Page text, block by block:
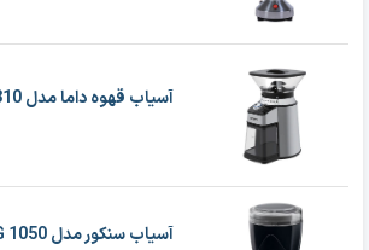
آسیاب قهوه داما مدل CG810
آسیاب سنکور مدل SCG 1050